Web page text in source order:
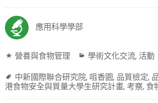
應用科學學部
營養與食物管理 學術文化交流, 活動
中新國際聯合研究院, 咀香園, 品質檢定,
港食物安全與質量大學生研究計畫, 考察, 食